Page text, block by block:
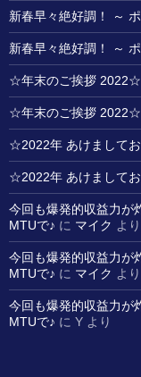
新春早々絶好調！ ～
新春早々絶好調！ ～
☆年末のご挨拶 2022☆
☆年末のご挨拶 2022☆
☆2022年 あけまして
☆2022年 あけまして
今回も爆発的収益力が
MTUで♪ に マイク より
今回も爆発的収益力が
MTUで♪ に マイク より
今回も爆発的収益力が
MTUで♪ に Y より